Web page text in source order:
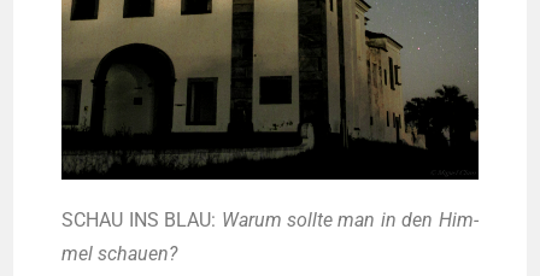
SCHAU INS BLAU: War­um soll­te man in den Him­
mel schauen?